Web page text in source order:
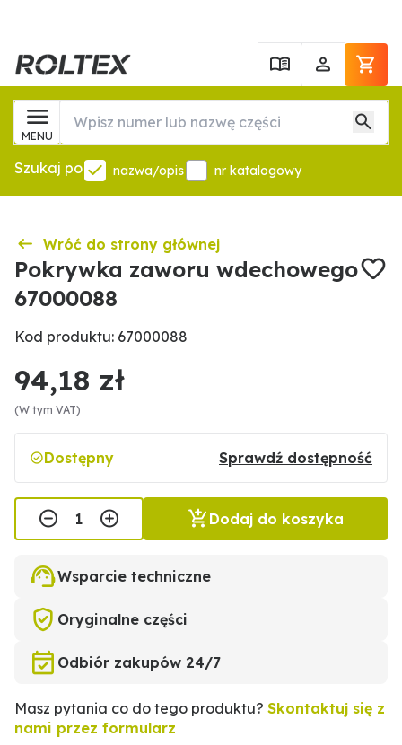
MENU
Szukaj po nazwa/opis nr katalogowy
Wróć do strony głównej
Pokrywka zaworu wdechowego
67000088
Kod produktu: 67000088
94,18 zł
(W tym VAT)
Dostępny Sprawdź dostępność
Dodaj do koszyka
Wsparcie techniczne
Oryginalne części
Odbiór zakupów 24/7
Masz pytania co do tego produktu? Skontaktuj się z
nami przez formularz